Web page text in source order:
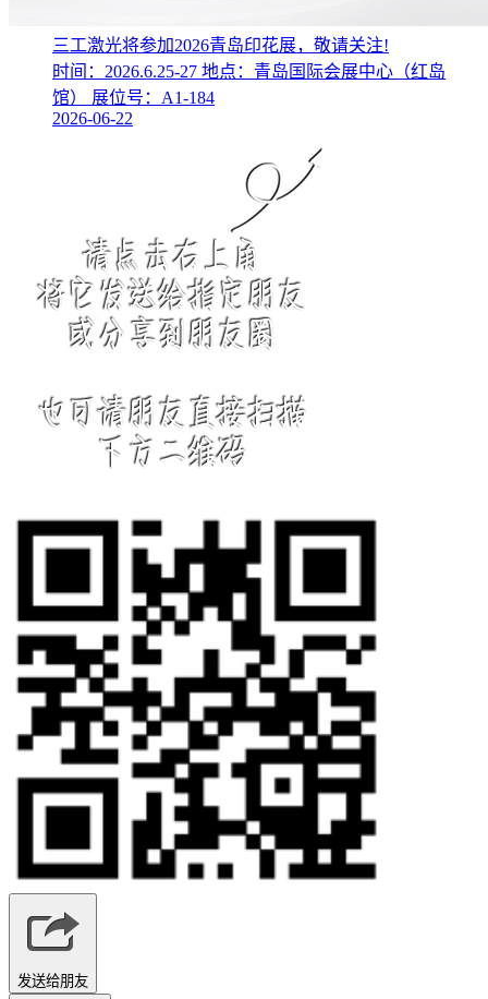
三工激光将参加2026青岛印花展，敬请关注!
时间：2026.6.25-27 地点：青岛国际会展中心（红岛
馆） 展位号：A1-184
2026-06-22
发送给朋友